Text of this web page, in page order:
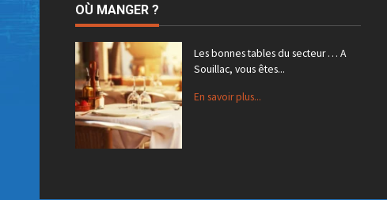
OÙ MANGER ?
Les bonnes tables du secteur … A
Souillac, vous êtes...
En savoir plus...